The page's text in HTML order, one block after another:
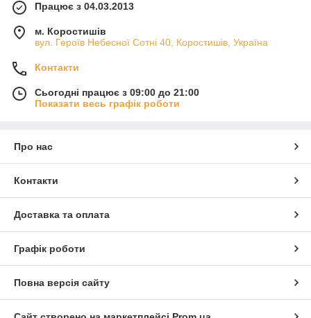
Працює з 04.03.2013
м. Коростишів
вул. Героїв Небесної Сотні 40, Коростишів, Україна
Контакти
Сьогодні працює з 09:00 до 21:00
Показати весь графік роботи
Про нас
Контакти
Доставка та оплата
Графік роботи
Повна версія сайту